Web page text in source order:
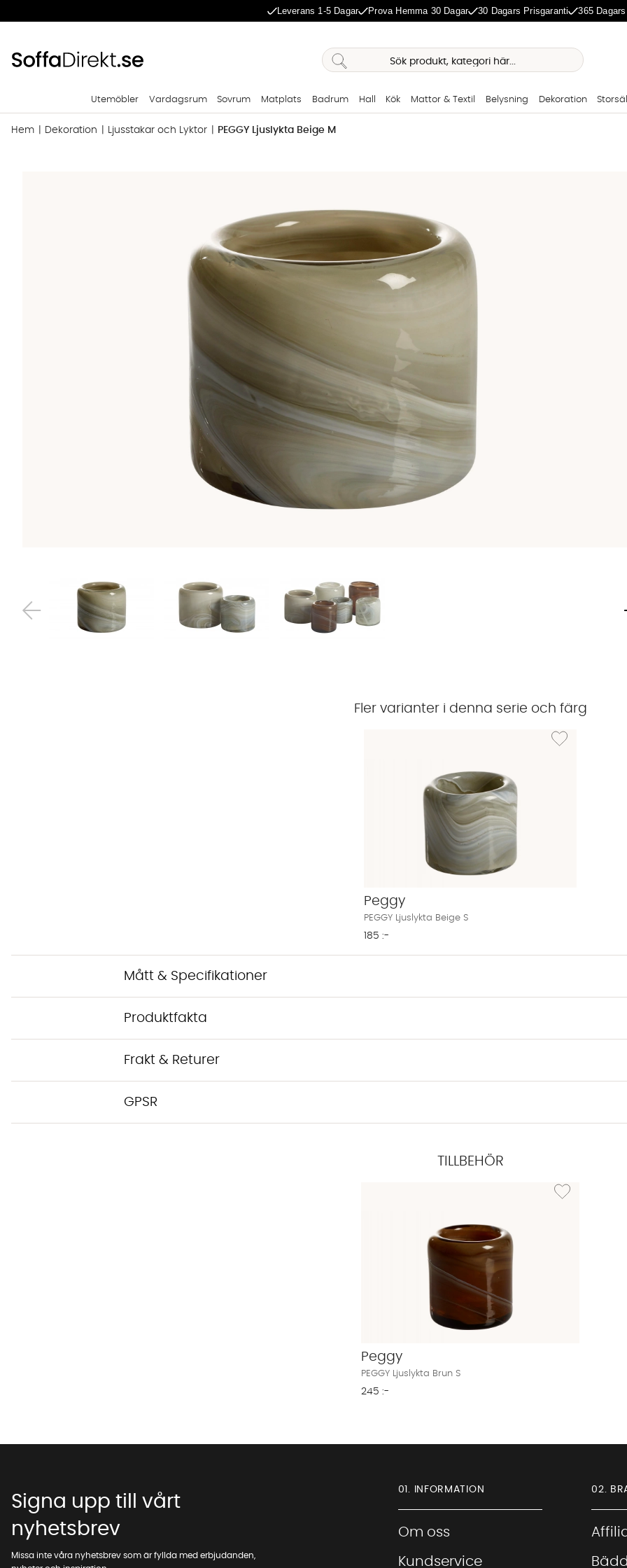
Leverans 1-5 Dagar Prova Hemma 30 Dagar 30 Dagars Prisgaranti 365
Utemöbler Vardagsrum Sovrum Matplats Badrum Hall Kök Mattor & Textil Belysning Dekoration
Hem Dekoration Ljusstakar och Lyktor PEGGY Ljuslykta Beige M
Fler varianter i denna serie och färg
Lägg till i
Peggy
PEGGY Ljuslykta Beige S
185 :-
Mått & Specifikationer
Produktfakta
Frakt & Returer
GPSR
TILLBEHÖR
Lägg till i
Peggy
PEGGY Ljuslykta Brun S
245 :-
Signa upp till vårt
nyhetsbrev
Missa inte våra nyhetsbrev som är fyllda med erbjudanden,
01. INFORMATION
Om oss
Kundservice
02.